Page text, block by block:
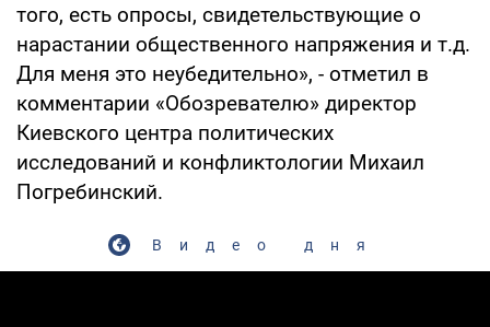
того, есть опросы, свидетельствующие о
нарастании общественного напряжения и т.д.
Для меня это неубедительно», - отметил в
комментарии «Обозревателю» директор
Киевского центра политических
исследований и конфликтологии Михаил
Погребинский.
Видео дня